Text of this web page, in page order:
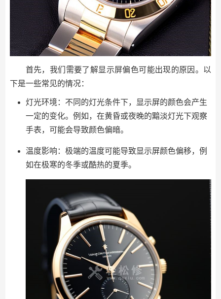
首先，我们需要了解显示屏偏色可能出现的原因。以
下是一些常见的情况：
灯光环境：不同的灯光条件下，显示屏的颜色会产生
一定的变化。例如，在黄昏或夜晚的黯淡灯光下观察
手表，可能会导致颜色偏暗。
温度影响：极端的温度可能导致显示屏颜色偏移，例
如在极寒的冬季或酷热的夏季。